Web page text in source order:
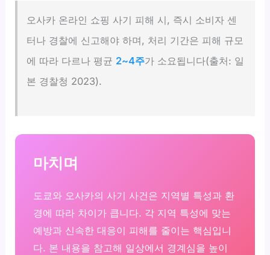
오사카 온라인 쇼핑 사기 피해 시, 즉시 소비자 센
터나 경찰에 신고해야 하며, 처리 기간은 피해 규모
에 따라 다르나 평균 2~4주가 소요됩니다(출처: 일
본 경찰청 2023).
마치며
도쿄와 오사카의 사기 사건은 지역별 특성과 환
경에 따라 차이가 큽니다. 각 지역 특성에 맞는
예방과 신속한 대응이 피해를 줄이는 핵심입니
다. 본 내용을 참고해 일상에서 경계심을 높이